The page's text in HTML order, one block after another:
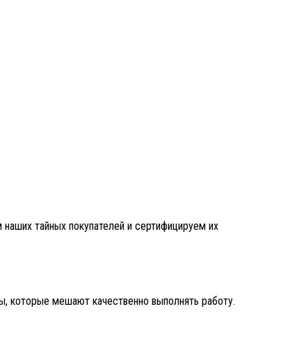
тайных покупателей и сертифицируем их
которые мешают качественно выполнять работу.